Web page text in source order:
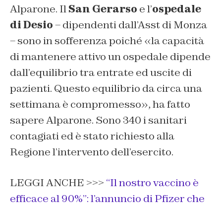
Alparone. IlSan Gerarso e l’ospedale
di Desio– dipendenti dall’Asst di Monza
– sono in sofferenza poiché «la capacità
di mantenere attivo un ospedale dipende
dall’equilibrio tra entrate ed uscite di
pazienti. Questo equilibrio da circa una
settimana è compromesso», ha fatto
sapere Alparone. Sono 340 i sanitari
contagiati ed è stato richiesto alla
Regione l’intervento dell’esercito.
LEGGI ANCHE >>> “Il nostro vaccino è
efficace al 90%”: l’annuncio di Pfizer che